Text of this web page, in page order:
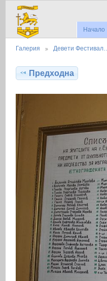
Начало
Галерия Девети Фестивал…
Предходна